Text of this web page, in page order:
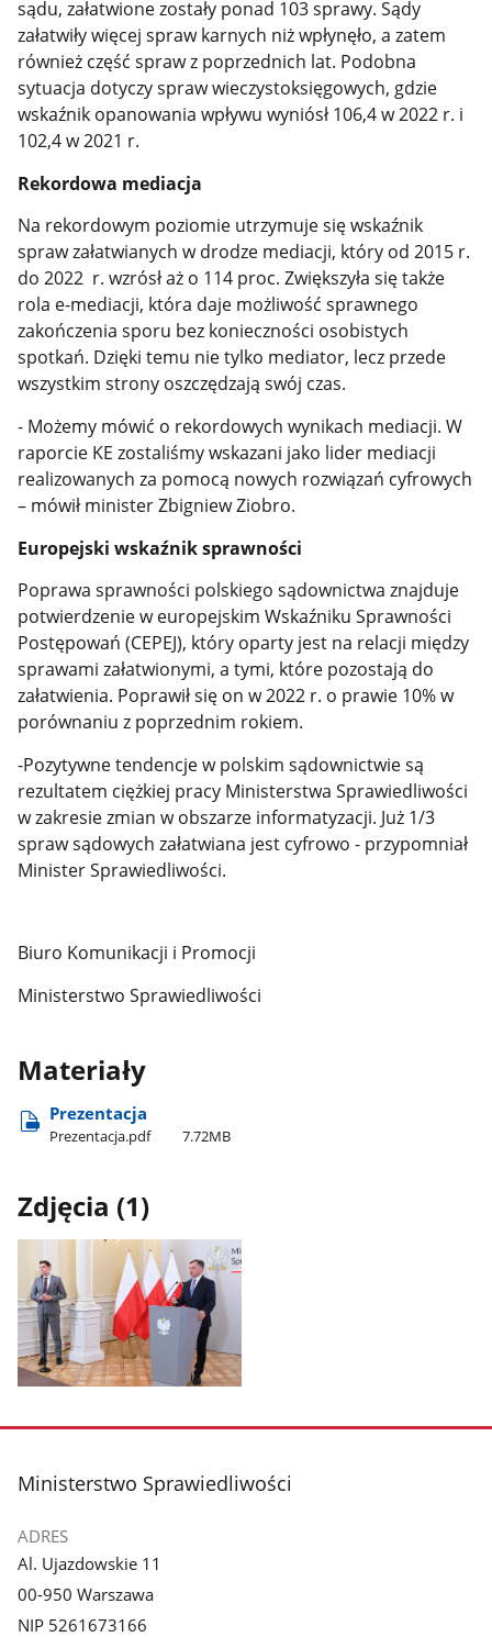
sądu, załatwione zostały ponad 103 sprawy. Sądy
załatwiły więcej spraw karnych niż wpłynęło, a zatem
również część spraw z poprzednich lat. Podobna
sytuacja dotyczy spraw wieczystoksięgowych, gdzie
wskaźnik opanowania wpływu wyniósł 106,4 w 2022 r. i
102,4 w 2021 r.
Rekordowa mediacja
Na rekordowym poziomie utrzymuje się wskaźnik
spraw załatwianych w drodze mediacji, który od 2015 r.
do 2022 r. wzrósł aż o 114 proc. Zwiększyła się także
rola e-mediacji, która daje możliwość sprawnego
zakończenia sporu bez konieczności osobistych
spotkań. Dzięki temu nie tylko mediator, lecz przede
wszystkim strony oszczędzają swój czas.
- Możemy mówić o rekordowych wynikach mediacji. W
raporcie KE zostaliśmy wskazani jako lider mediacji
realizowanych za pomocą nowych rozwiązań cyfrowych
– mówił minister Zbigniew Ziobro.
Europejski wskaźnik sprawności
Poprawa sprawności polskiego sądownictwa znajduje
potwierdzenie w europejskim Wskaźniku Sprawności
Postępowań (CEPEJ), który oparty jest na relacji między
sprawami załatwionymi, a tymi, które pozostają do
załatwienia. Poprawił się on w 2022 r. o prawie 10% w
porównaniu z poprzednim rokiem.
-Pozytywne tendencje w polskim sądownictwie są
rezultatem ciężkiej pracy Ministerstwa Sprawiedliwości
w zakresie zmian w obszarze informatyzacji. Już 1/3
spraw sądowych załatwiana jest cyfrowo - przypomniał
Minister Sprawiedliwości.
Biuro Komunikacji i Promocji
Ministerstwo Sprawiedliwości
Materiały
Prezentacja
Prezentacja.pdf 7.72MB
Zdjęcia (1)
zdjęcie
galerii.
stopka
Ministerstwo Sprawiedliwości
ADRES
Al. Ujazdowskie 11
00-950 Warszawa
NIP 5261673166